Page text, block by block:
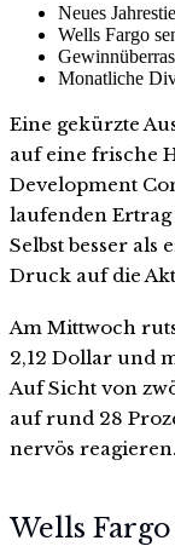
Neues
Wells Fargo
Monatliche
Eine gekürzte
auf eine frische
Development
laufenden Ertrag
Selbst besser
Druck auf die
Am Mittwoch
2,12 Dollar und
Auf Sicht von
auf rund 28
nervös reagieren.
Wells